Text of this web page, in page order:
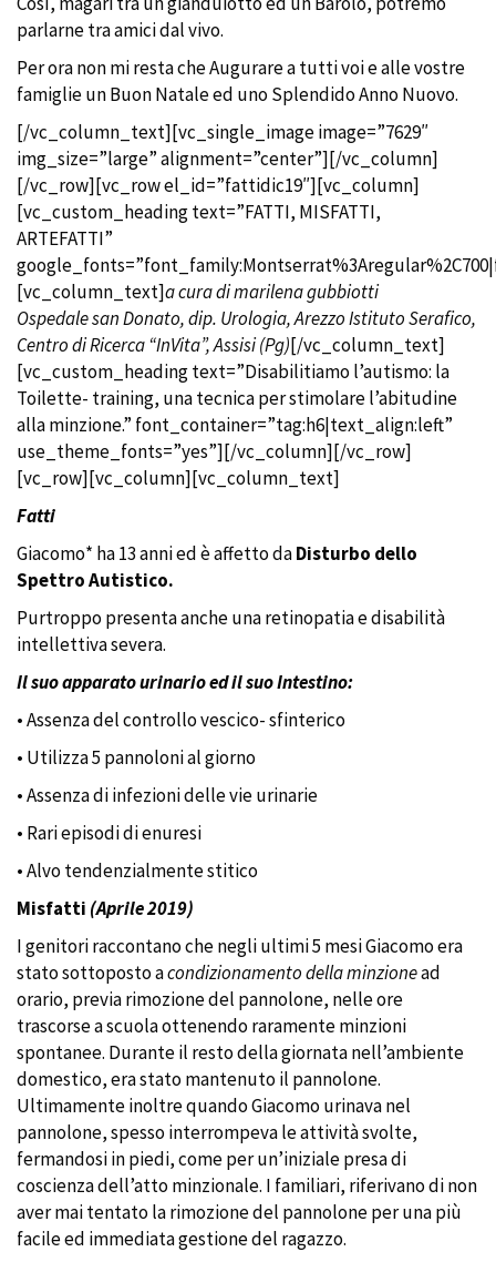
parlarne tra amici dal vivo.
Per ora non mi resta che Augurare a tutti voi e alle vostre
famiglie un Buon Natale ed uno Splendido Anno Nuovo.
[/vc_column_text][vc_single_image image=”7629″
img_size=”large” alignment=”center”][/vc_column]
[/vc_row][vc_row el_id=”fattidic19″][vc_column]
[vc_custom_heading text=”FATTI, MISFATTI,
ARTEFATTI”
[vc_column_text]a cura dimarilena gubbiotti
Ospedale san Donato, dip. Urologia, Arezzo Istituto Serafico,
Centro di Ricerca “InVita”, Assisi (Pg)[/vc_column_text]
[vc_custom_heading text=”Disabilitiamo l’autismo: la
Toilette- training, una tecnica per stimolare l’abitudine
alla minzione.” font_container=”tag:h6|text_align:left”
use_theme_fonts=”yes”][/vc_column][/vc_row]
[vc_row][vc_column][vc_column_text]
Fatti
Giacomo* ha 13 anni ed è affetto daDisturbo dello
Spettro Autistico.
Purtroppo presenta anche una retinopatia e disabilità
intellettiva severa.
Il suo apparato urinario ed il suo Intestino:
• Assenza del controllo vescico- sfinterico
• Utilizza 5 pannoloni al giorno
• Assenza di infezioni delle vie urinarie
• Rari episodi di enuresi
• Alvo tendenzialmente stitico
Misfatti (Aprile 2019)
I genitori raccontano che negli ultimi 5 mesi Giacomo era
stato sottoposto acondizionamento della minzionead
orario, previa rimozione del pannolone, nelle ore
trascorse a scuola ottenendo raramente minzioni
spontanee. Durante il resto della giornata nell’ambiente
domestico, era stato mantenuto il pannolone.
Ultimamente inoltre quando Giacomo urinava nel
pannolone, spesso interrompeva le attività svolte,
fermandosi in piedi, come per un’iniziale presa di
coscienza dell’atto minzionale. I familiari, riferivano di non
aver mai tentato la rimozione del pannolone per una più
facile ed immediata gestione del ragazzo.